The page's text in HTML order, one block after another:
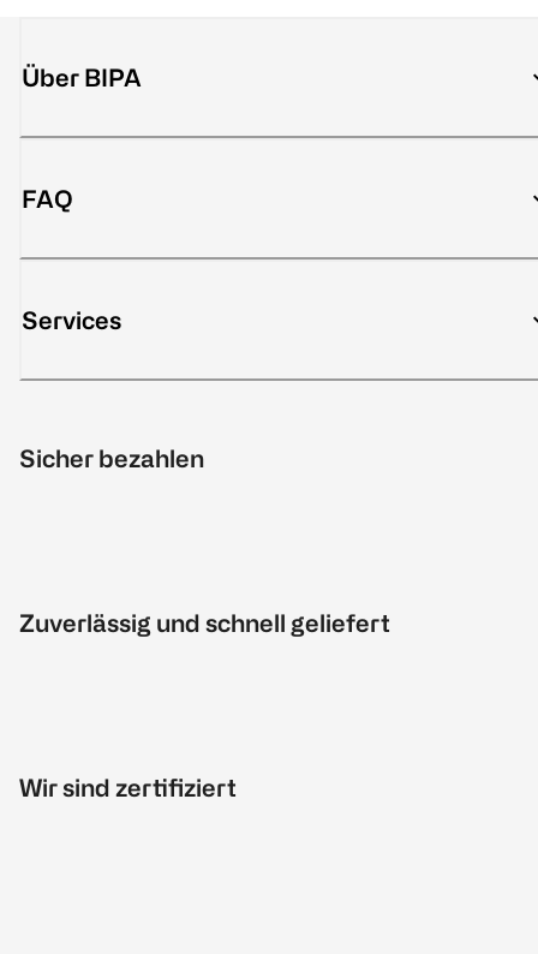
Über BIPA
FAQ
Services
Sicher bezahlen
Zuverlässig und schnell geliefert
Wir sind zertifiziert